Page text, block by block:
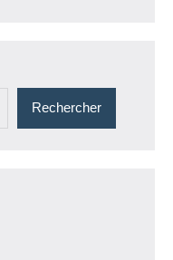
Rechercher